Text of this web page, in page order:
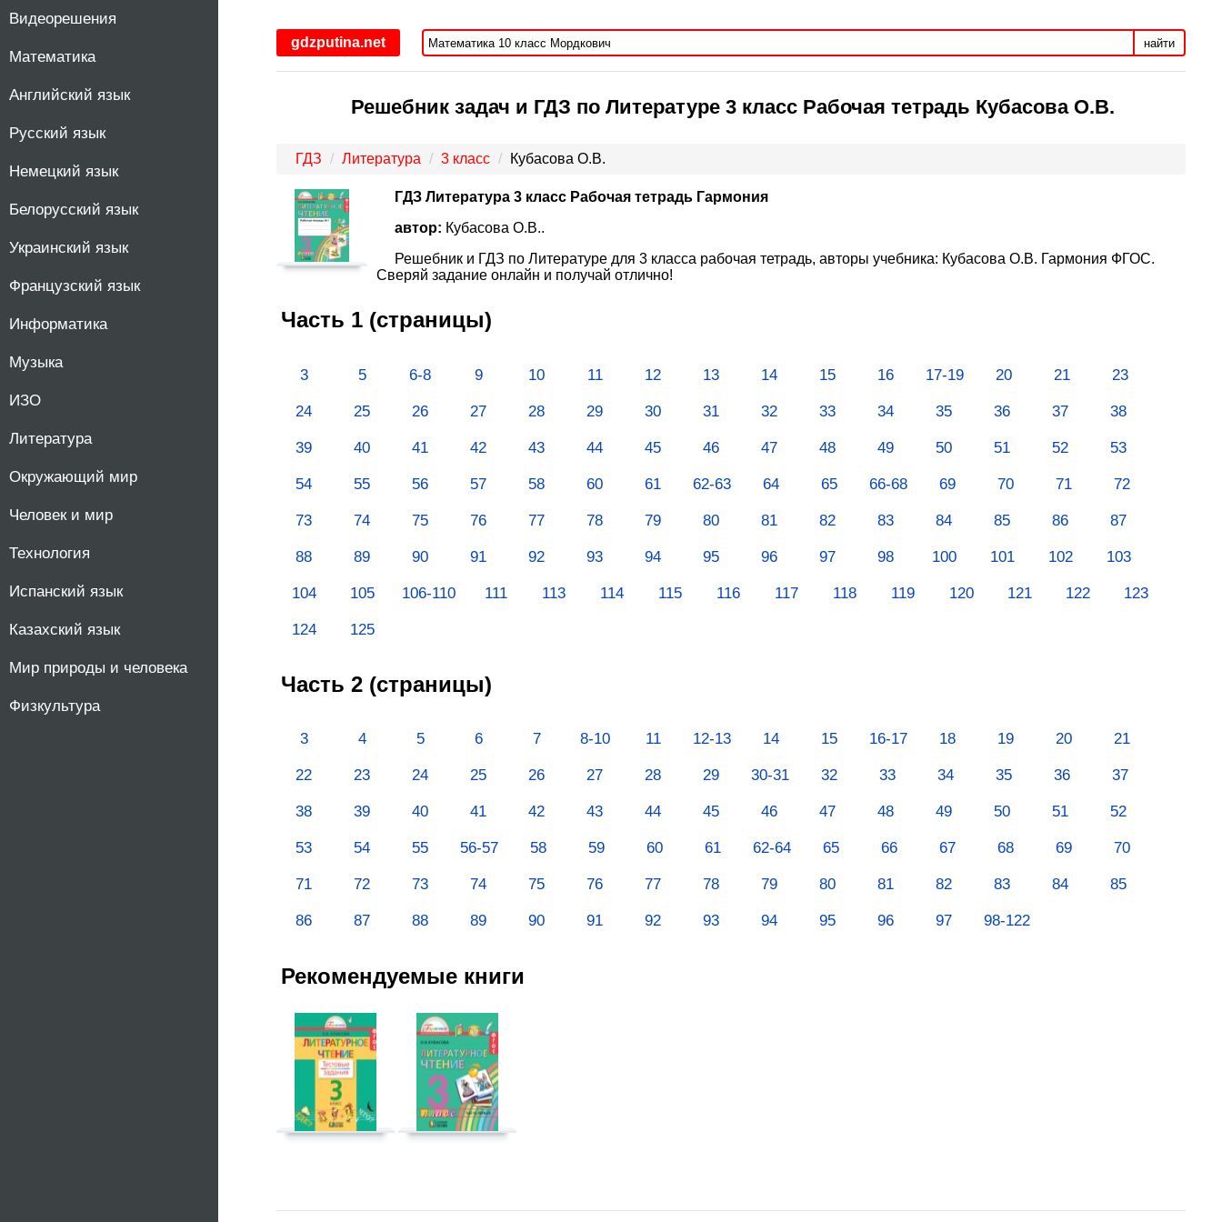
Видеорешения
Математика
Английский язык
Русский язык
Немецкий язык
Белорусский язык
Украинский язык
Французский язык
Информатика
Музыка
ИЗО
Литература
Окружающий мир
Человек и мир
Технология
Испанский язык
Казахский язык
Мир природы и человека
Физкультура
gdzputina.net найти
Решебник задач и ГДЗ по Литературе 3 класс Рабочая тетрадь Кубасова О.В.
ГДЗ Литература 3 класс Кубасова О.В.
ГДЗ Литература 3 класс Рабочая тетрадь Гармония
автор: Кубасова О.В..
Решебник и ГДЗ по Литературе для 3 класса рабочая тетрадь, авторы учебника: Кубасова О.В. Гармония ФГОС.
Сверяй задание онлайн и получай отлично!
Часть 1 (страницы)
3 5 6-8 9 10 11 12 13 14 15 16 17-19 20 21 23
24 25 26 27 28 29 30 31 32 33 34 35 36 37 38
39 40 41 42 43 44 45 46 47 48 49 50 51 52 53
54 55 56 57 58 60 61 62-63 64 65 66-68 69 70 71 72
73 74 75 76 77 78 79 80 81 82 83 84 85 86 87
88 89 90 91 92 93 94 95 96 97 98 100 101 102 103
104 105 106-110 111 113 114 115 116 117 118 119 120 121 122 123
124 125
Часть 2 (страницы)
3 4 5 6 7 8-10 11 12-13 14 15 16-17 18 19 20 21
22 23 24 25 26 27 28 29 30-31 32 33 34 35 36 37
38 39 40 41 42 43 44 45 46 47 48 49 50 51 52
53 54 55 56-57 58 59 60 61 62-64 65 66 67 68 69 70
71 72 73 74 75 76 77 78 79 80 81 82 83 84 85
86 87 88 89 90 91 92 93 94 95 96 97 98-122
Рекомендуемые книги